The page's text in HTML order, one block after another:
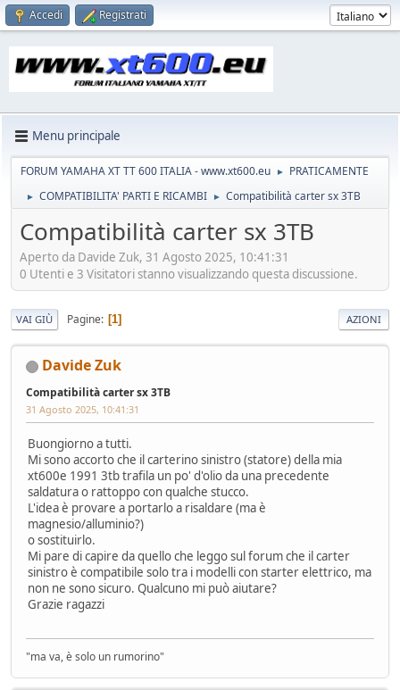
Accedi Registrati
Menu principale
FORUM YAMAHA XT TT 600 ITALIA - www.xt600.eu ► PRATICAMENTE
► COMPATIBILITA' PARTI E RICAMBI ► Compatibilità carter sx 3TB
Compatibilità carter sx 3TB
Aperto da Davide Zuk, 31 Agosto 2025, 10:41:31
0 Utenti e 3 Visitatori stanno visualizzando questa discussione.
VAI GIÙ Pagine 1 AZIONI
Davide Zuk
Compatibilità carter sx 3TB
31 Agosto 2025, 10:41:31
Buongiorno a tutti.
Mi sono accorto che il carterino sinistro (statore) della mia
xt600e 1991 3tb trafila un po' d'olio da una precedente
saldatura o rattoppo con qualche stucco.
L'idea è provare a portarlo a risaldare (ma è
magnesio/alluminio?)
o sostituirlo.
Mi pare di capire da quello che leggo sul forum che il carter
sinistro è compatibile solo tra i modelli con starter elettrico, ma
non ne sono sicuro. Qualcuno mi può aiutare?
Grazie ragazzi
"ma va, è solo un rumorino"